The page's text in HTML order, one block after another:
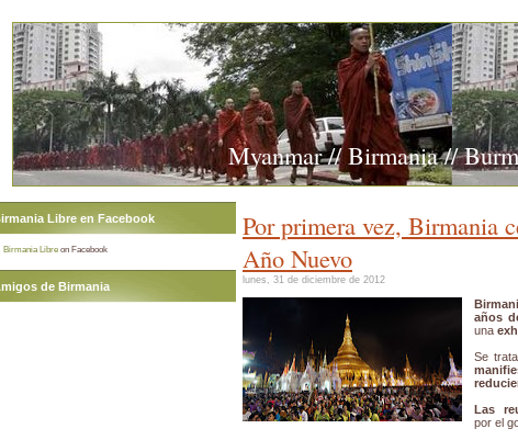
Myanmar // Birmania //
Por primera vez, Birmania
Año Nuevo
lunes, 31 de diciembre de 2012
años
una
Se
Las
por el
Libre en Facebook
Birmania Libre on Facebook
de Birmania